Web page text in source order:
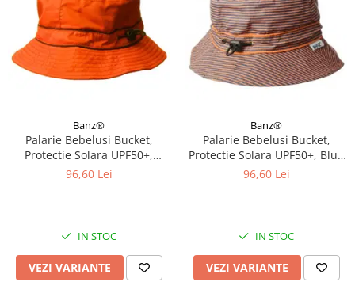
Banz®
Palarie Bebelusi Bucket,
Protectie Solara UPF50+,
Orange, Diverse marimi
96,60 Lei
IN STOC
VEZI VARIANTE
Banz®
Palarie Bebelusi Bucket,
Protectie Solara UPF50+, Blue
Orange Stripe, Diverse marimi
96,60 Lei
IN STOC
VEZI VARIANTE